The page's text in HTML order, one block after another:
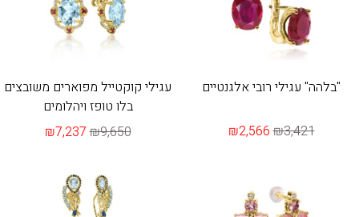
"בלהה" עגילי רובי אלגנטיים
₪2,566₪3,421
עגילי קוקטייל מפוארים משובצים
בלו טופז ויהלומים
₪7,237₪9,650